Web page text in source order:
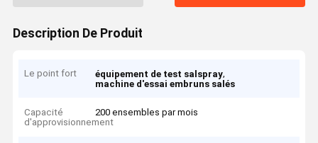
Description De Produit
Le point fort équipement de test salspray,
machine d'essai embruns salés
Capacité
d'approvisionnement
200 ensembles par mois